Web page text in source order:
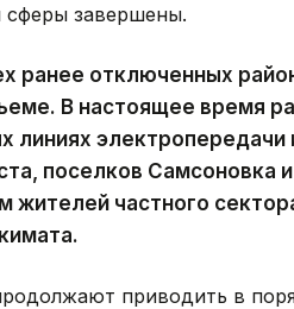
сферы завершены.
ранее отключенных
В настоящее время
электропередачи
поселков Самсоновка
жителей частного
приводить в